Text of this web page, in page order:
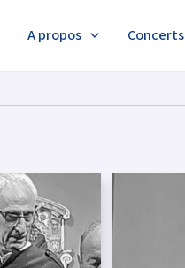
A propos Concerts